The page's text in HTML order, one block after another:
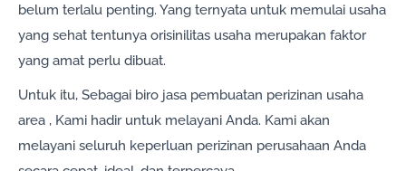
belum terlalu penting. Yang ternyata untuk memulai usaha
yang sehat tentunya orisinilitas usaha merupakan faktor
yang amat perlu dibuat.
Untuk itu, Sebagai biro jasa pembuatan perizinan usaha
area , Kami hadir untuk melayani Anda. Kami akan
melayani seluruh keperluan perizinan perusahaan Anda